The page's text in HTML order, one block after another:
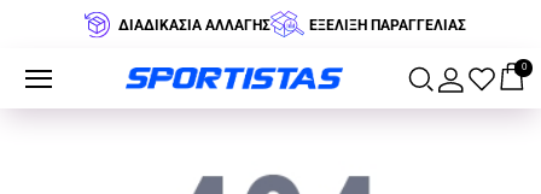
ΔΙΑΔΙΚΑΣΙΑ ΑΛΛΑΓΗΣ ΕΞΕΛΙΞΗ ΠΑΡΑΓΓΕΛΙΑΣ
0